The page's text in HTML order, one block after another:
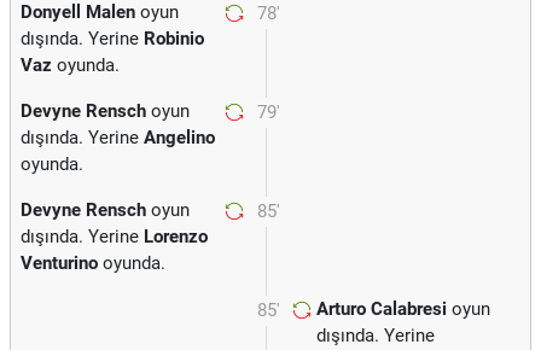
78'
Donyell Malen oyun
dışında. Yerine Robinio
Vaz oyunda.
79'
Devyne Rensch oyun
dışında. Yerine Angelino
oyunda.
85'
Devyne Rensch oyun
dışında. Yerine Lorenzo
Venturino oyunda.
85' Arturo Calabresi oyun
dışında. Yerine